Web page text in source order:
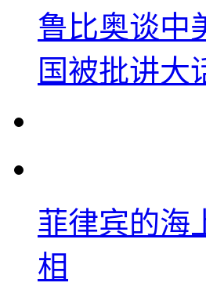
鲁比奥谈中
国被批讲大
菲律宾的海
相